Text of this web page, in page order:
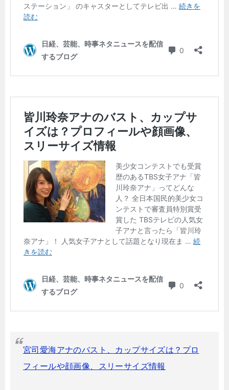
宮司愛海アナのバスト、カップサイズは？プロ
フィールや顔画像、スリーサイズ情報